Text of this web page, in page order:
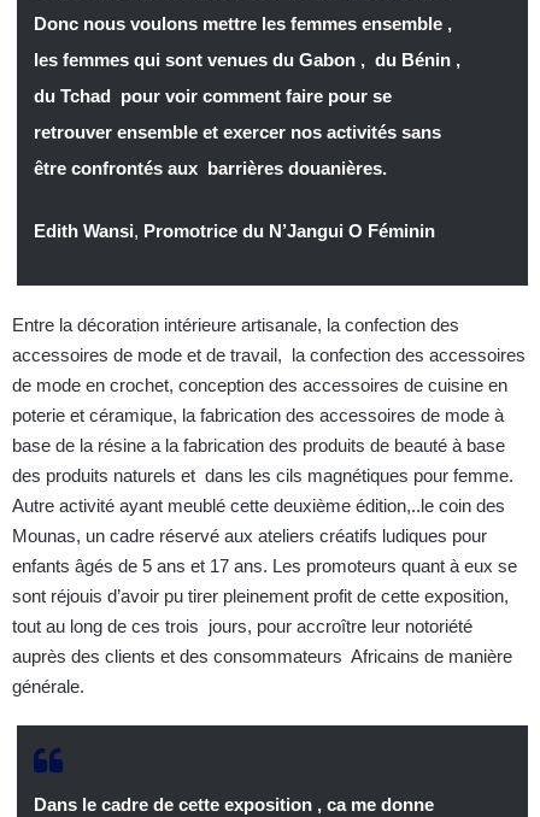
Donc nous voulons mettre les femmes ensemble ,
les femmes qui sont venues du Gabon , du Bénin ,
du Tchad pour voir comment faire pour se
retrouver ensemble et exercer nos activités sans
être confrontés aux barrières douanières.
Edith Wansi, Promotrice du N’Jangui O Féminin
Entre la décoration intérieure artisanale, la confection des
accessoires de mode et de travail, la confection des accessoires
de mode en crochet, conception des accessoires de cuisine en
poterie et céramique, la fabrication des accessoires de mode à
base de la résine a la fabrication des produits de beauté à base
des produits naturels et dans les cils magnétiques pour femme.
Autre activité ayant meublé cette deuxième édition,..le coin des
Mounas, un cadre réservé aux ateliers créatifs ludiques pour
enfants âgés de 5 ans et 17 ans. Les promoteurs quant à eux se
sont réjouis d’avoir pu tirer pleinement profit de cette exposition,
tout au long de ces trois jours, pour accroître leur notoriété
auprès des clients et des consommateurs Africains de manière
générale.
Dans le cadre de cette exposition , ca me donne